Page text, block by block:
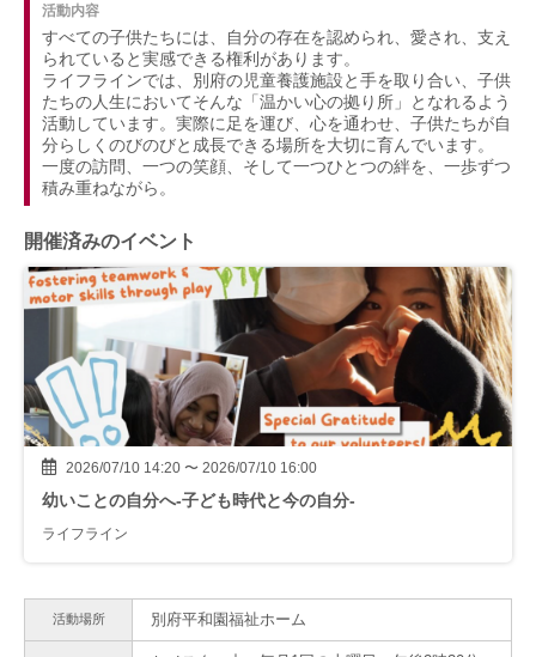
活動内容
すべての子供たちには、自分の存在を認められ、愛され、支え
られていると実感できる権利があります。
ライフラインでは、別府の児童養護施設と手を取り合い、子供
たちの人生においてそんな「温かい心の拠り所」となれるよう
活動しています。実際に足を運び、心を通わせ、子供たちが自
分らしくのびのびと成長できる場所を大切に育んでいます。
一度の訪問、一つの笑顔、そして一つひとつの絆を、一歩ずつ
積み重ねながら。
開催済みのイベント
2026/07/10 14:20 〜 2026/07/10 16:00
幼いことの自分へ-子ども時代と今の自分-
ライフライン
活動場所 別府平和園福祉ホーム